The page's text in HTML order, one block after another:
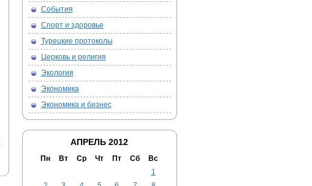
События
Спорт и здоровье
Турецкие протоколы
Церковь и религия
Экология
Экономика
Экономика и бизнес
АПРЕЛЬ 2012
Пн Вт Ср Чт Пт Сб Вс
1